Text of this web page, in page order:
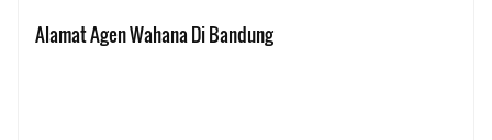
Alamat Agen Wahana Di Bandung